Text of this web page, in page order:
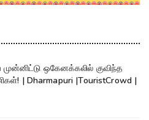
முன்னிட்டு ஒகேனக்கலில் குவிந்த
| Dharmapuri |TouristCrowd |